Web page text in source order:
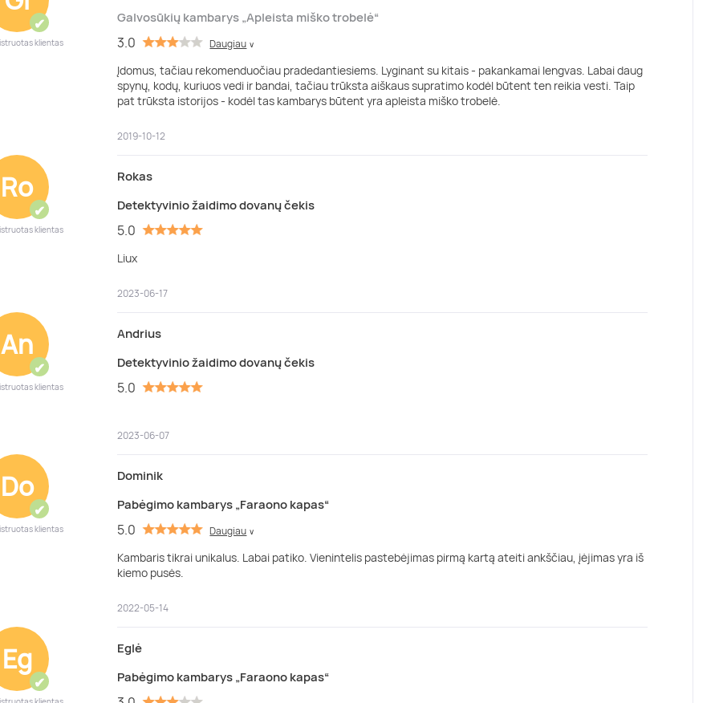
✔
klientas
Galvosūkių kambarys „Apleista miško trobelė“
3.0 Daugiau ∨
Įdomus, tačiau rekomenduočiau pradedantiesiems. Lyginant su kitais - pakankamai lengvas. Labai daug
spynų, kodų, kuriuos vedi ir bandai, tačiau trūksta aiškaus supratimo kodėl būtent ten reikia vesti. Taip
pat trūksta istorijos - kodėl tas kambarys būtent yra apleista miško trobelė.
2019-10-12
Ro
✔
klientas
Rokas
Detektyvinio žaidimo dovanų čekis
5.0
Liux
2023-06-17
An
✔
klientas
Andrius
Detektyvinio žaidimo dovanų čekis
5.0
2023-06-07
Do
✔
klientas
Dominik
Pabėgimo kambarys „Faraono kapas“
5.0 Daugiau ∨
Kambaris tikrai unikalus. Labai patiko. Vienintelis pastebėjimas pirmą kartą ateiti ankščiau, įėjimas yra iš
kiemo pusės.
2022-05-14
Eg
✔
Eglė
Pabėgimo kambarys „Faraono kapas“